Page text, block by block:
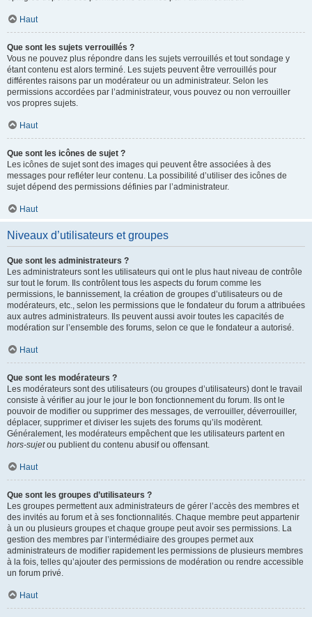
Haut
Que sont les sujets verrouillés ?
Vous ne pouvez plus répondre dans les sujets verrouillés et tout sondage y
étant contenu est alors terminé. Les sujets peuvent être verrouillés pour
différentes raisons par un modérateur ou un administrateur. Selon les
permissions accordées par l’administrateur, vous pouvez ou non verrouiller
vos propres sujets.
Haut
Que sont les icônes de sujet ?
Les icônes de sujet sont des images qui peuvent être associées à des
messages pour refléter leur contenu. La possibilité d’utiliser des icônes de
sujet dépend des permissions définies par l’administrateur.
Haut
Niveaux d’utilisateurs et groupes
Que sont les administrateurs ?
Les administrateurs sont les utilisateurs qui ont le plus haut niveau de contrôle
sur tout le forum. Ils contrôlent tous les aspects du forum comme les
permissions, le bannissement, la création de groupes d’utilisateurs ou de
modérateurs, etc., selon les permissions que le fondateur du forum a attribuées
aux autres administrateurs. Ils peuvent aussi avoir toutes les capacités de
modération sur l’ensemble des forums, selon ce que le fondateur a autorisé.
Haut
Que sont les modérateurs ?
Les modérateurs sont des utilisateurs (ou groupes d’utilisateurs) dont le travail
consiste à vérifier au jour le jour le bon fonctionnement du forum. Ils ont le
pouvoir de modifier ou supprimer des messages, de verrouiller, déverrouiller,
déplacer, supprimer et diviser les sujets des forums qu’ils modèrent.
Généralement, les modérateurs empêchent que les utilisateurs partent en
hors-sujetou publient du contenu abusif ou offensant.
Haut
Que sont les groupes d’utilisateurs ?
Les groupes permettent aux administrateurs de gérer l’accès des membres et
des invités au forum et à ses fonctionnalités. Chaque membre peut appartenir
à un ou plusieurs groupes et chaque groupe peut avoir ses permissions. La
gestion des membres par l’intermédiaire des groupes permet aux
administrateurs de modifier rapidement les permissions de plusieurs membres
à la fois, telles qu’ajouter des permissions de modération ou rendre accessible
un forum privé.
Haut